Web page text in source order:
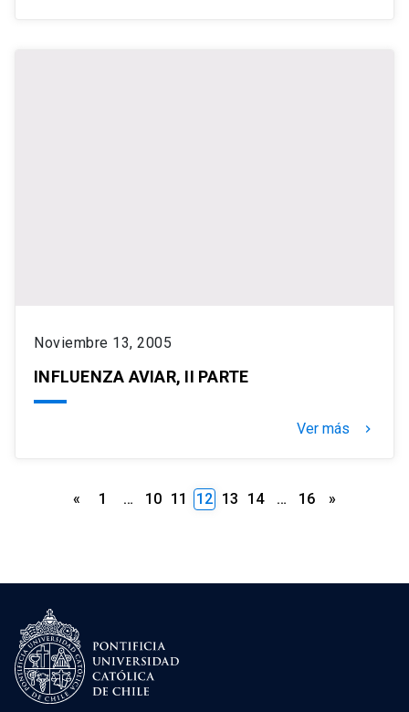
Noviembre 13, 2005
INFLUENZA AVIAR, II PARTE
Ver más keyboard_arrow_right
Paginación
« 1 … 10 11 12 13 14 … 16 »